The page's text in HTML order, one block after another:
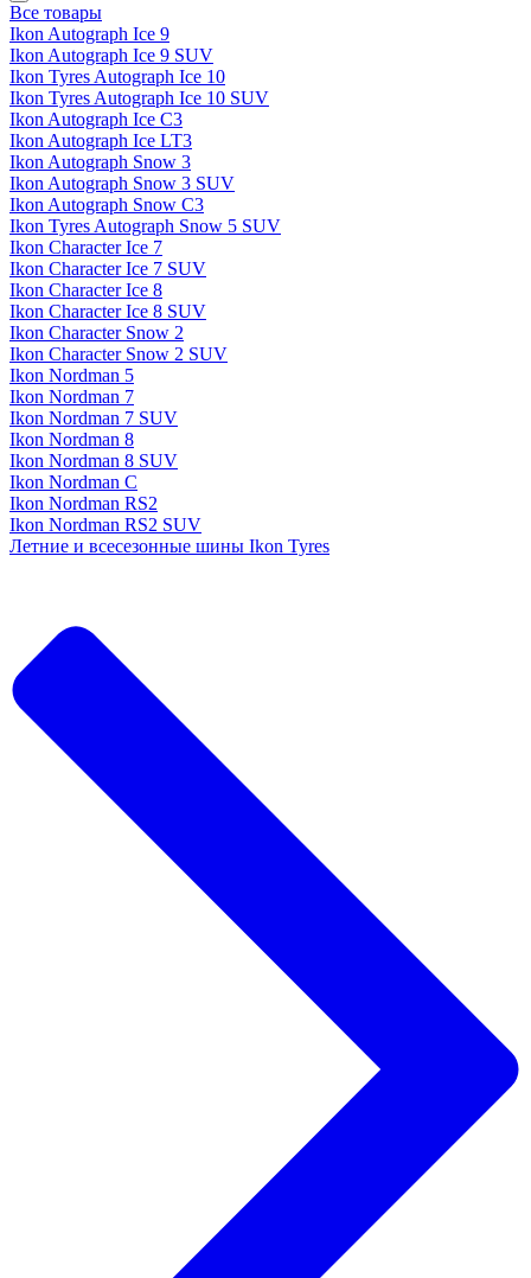
Все товары
Ikon Autograph Ice 9
Ikon Autograph Ice 9 SUV
Ikon Tyres Autograph Ice 10
Ikon Tyres Autograph Ice 10 SUV
Ikon Autograph Ice C3
Ikon Autograph Ice LT3
Ikon Autograph Snow 3
Ikon Autograph Snow 3 SUV
Ikon Autograph Snow C3
Ikon Tyres Autograph Snow 5 SUV
Ikon Character Ice 7
Ikon Character Ice 7 SUV
Ikon Character Ice 8
Ikon Character Ice 8 SUV
Ikon Character Snow 2
Ikon Character Snow 2 SUV
Ikon Nordman 5
Ikon Nordman 7
Ikon Nordman 7 SUV
Ikon Nordman 8
Ikon Nordman 8 SUV
Ikon Nordman C
Ikon Nordman RS2
Ikon Nordman RS2 SUV
Летние и всесезонные шины Ikon Tyres